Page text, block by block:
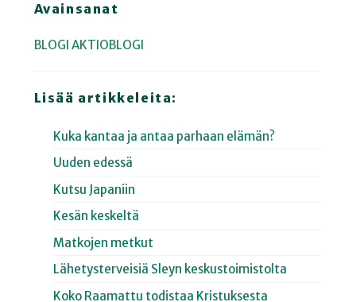
Avainsanat
BLOGI AKTIOBLOGI
Lisää artikkeleita:
Kuka kantaa ja antaa parhaan elämän?
Uuden edessä
Kutsu Japaniin
Kesän keskeltä
Matkojen metkut
Lähetysterveisiä Sleyn keskustoimistolta
Koko Raamattu todistaa Kristuksesta